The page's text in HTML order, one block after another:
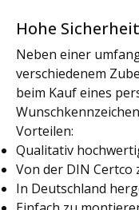
Hohe
Neben einer
verschiedenem
beim Kauf eines
Vorteilen:
Qualitativ
Von der DIN
In Deutschland